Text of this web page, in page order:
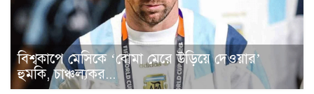
বিশ্বকাপে মেসিকে ‘বোমা মেরে উড়িয়ে দেওয়ার’
হুমকি, চাঞ্চল্যকর...